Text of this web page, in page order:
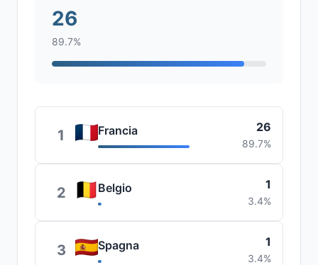
26
89.7%
1 Francia 26
89.7%
2 Belgio 1
3.4%
3 Spagna 1
3.4%